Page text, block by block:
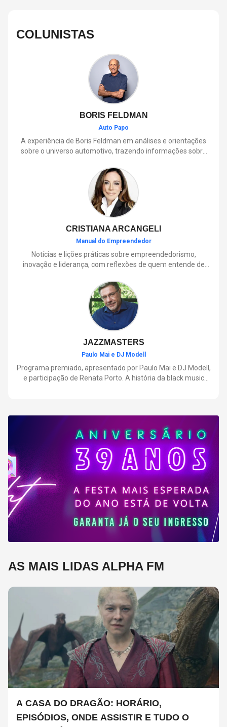
COLUNISTAS
BORIS FELDMAN
Auto Papo
A experiência de Boris Feldman em análises e orientações
sobre o universo automotivo, trazendo informações sobre
que envolve o dia a dia dos motoristas.
CRISTIANA ARCANGELI
Manual do Empreendedor
Notícias e lições práticas sobre empreendedorismo,
inovação e liderança, com reflexões de quem entende de
JAZZMASTERS
Paulo Mai e DJ Modell
Programa premiado, apresentado por Paulo Mai e DJ Modell,
e participação de Renata Porto. A história da black music
AS MAIS LIDAS ALPHA FM
A CASA DO DRAGÃO: HORÁRIO,
EPISÓDIOS, ONDE ASSISTIR E TUDO O